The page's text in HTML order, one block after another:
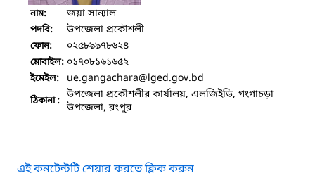
নাম: জয়া সান্যাল
পদবি: উপজেলা প্রকৌশলী
ফোন: ০২৫৮৯৯৭৮৬২৪
মোবাইল: ০১৭০৮১৬১৬৫২
ইমেইল: ue.gangachara@lged.gov.bd
ঠিকানা : উপজেলা প্রকৌশলীর কার্যালয়, এলজিইডি, গংগাচড়া
উপজেলা, রংপুর
এই কনটেন্টটি শেয়ার করতে ক্লিক করুন